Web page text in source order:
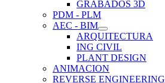
GRABADOS 3D
PDM - PLM
AEC - BIM
ARQUITECTURA
ING CIVIL
PLANT DESIGN
ANIMACION
REVERSE ENGINEERING